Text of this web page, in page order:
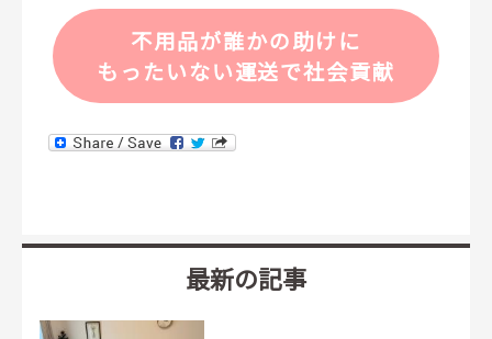
不用品が誰かの助けに
もったいない運送で社会貢献
最新の記事